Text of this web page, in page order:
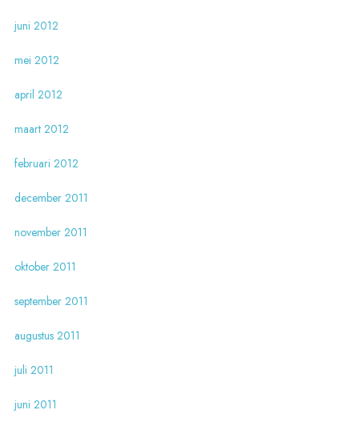
juni 2012
mei 2012
april 2012
maart 2012
februari 2012
december 2011
november 2011
oktober 2011
september 2011
augustus 2011
juli 2011
juni 2011